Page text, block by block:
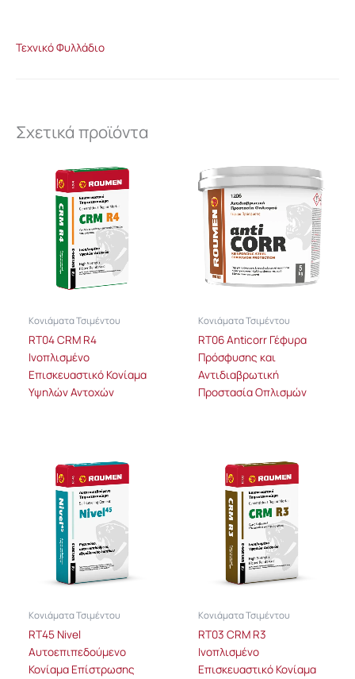
Τεχνικό Φυλλάδιο
Σχετικά προϊόντα
Κονιάματα Τσιμέντου
RT04 CRM R4
Ινοπλισμένο
Επισκευαστικό Κονίαμα
Υψηλών Αντοχών
Κονιάματα Τσιμέντου
RT06 Anticorr Γέφυρα
Πρόσφυσης και
Αντιδιαβρωτική
Προστασία Οπλισμών
Κονιάματα Τσιμέντου
RT45 Nivel
Αυτοεπιπεδούμενο
Κονίαμα Επίστρωσης
Κονιάματα Τσιμέντου
RT03 CRM R3
Ινοπλισμένο
Επισκευαστικό Κονίαμα